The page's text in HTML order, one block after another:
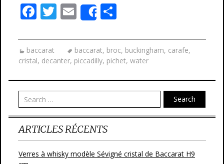
F
e
b
o
o
k
T
itt
er
E
m
ai
l
Share
ta
g
er
baccarat baccarat, broc, buckingham, carafe,
cristal, decanter, piccadilly, pichet, water
Search
ARTICLES RÉCENTS
Verres à whisky modèle Sévigné cristal de Baccarat H9